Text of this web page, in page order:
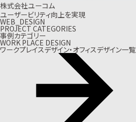
株式会社ユーコム
ユーザービリティ向上を実現
WEB_DESIGN
PROJECT CATEGORIES
事例カテゴリー
WORK PLACE DESIGN
ワークプレイスデザイン・オフィスデザイン一覧